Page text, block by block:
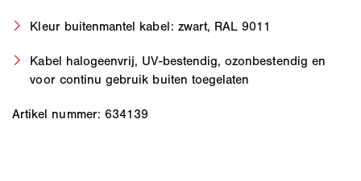
Kleur buitenmantel kabel: zwart, RAL 9011
Kabel halogeenvrij, UV-bestendig, ozonbestendig en
voor continu gebruik buiten toegelaten
Artikel nummer: 634139